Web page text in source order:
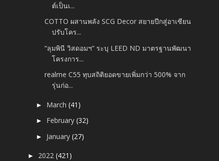
ต์เป็นเ...
COTTO ผสานพลัง SCG Decor สยายปีกสู่อาเซียน
ปรับโคร...
“ลุมพินี วิสดอมฯ” ระบุ LEED ND มาตรฐานพัฒนา
โครงการ...
realme C55 ทุบสถิติยอดขายเพิ่มกว่า 500% จาก
รุ่นก่อ...
► March(41)
► February(32)
► January(27)
► 2022(421)